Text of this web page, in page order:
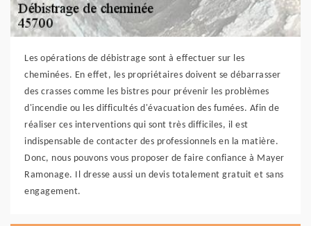
Les opérations de débistrage sont à effectuer sur les
cheminées. En effet, les propriétaires doivent se débarrasser
des crasses comme les bistres pour prévenir les problèmes
d'incendie ou les difficultés d'évacuation des fumées. Afin de
réaliser ces interventions qui sont très difficiles, il est
indispensable de contacter des professionnels en la matière.
Donc, nous pouvons vous proposer de faire confiance à Mayer
Ramonage. Il dresse aussi un devis totalement gratuit et sans
engagement.